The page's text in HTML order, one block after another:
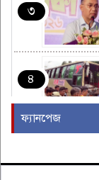
৩
৪
ফ্যানপেজ